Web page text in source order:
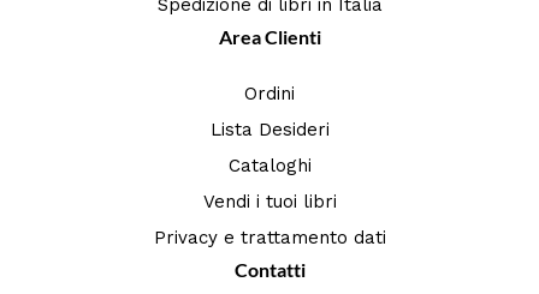
Spedizione di libri in Italia
Area Clienti
Ordini
Lista Desideri
Cataloghi
Vendi i tuoi libri
Privacy e trattamento dati
Contatti